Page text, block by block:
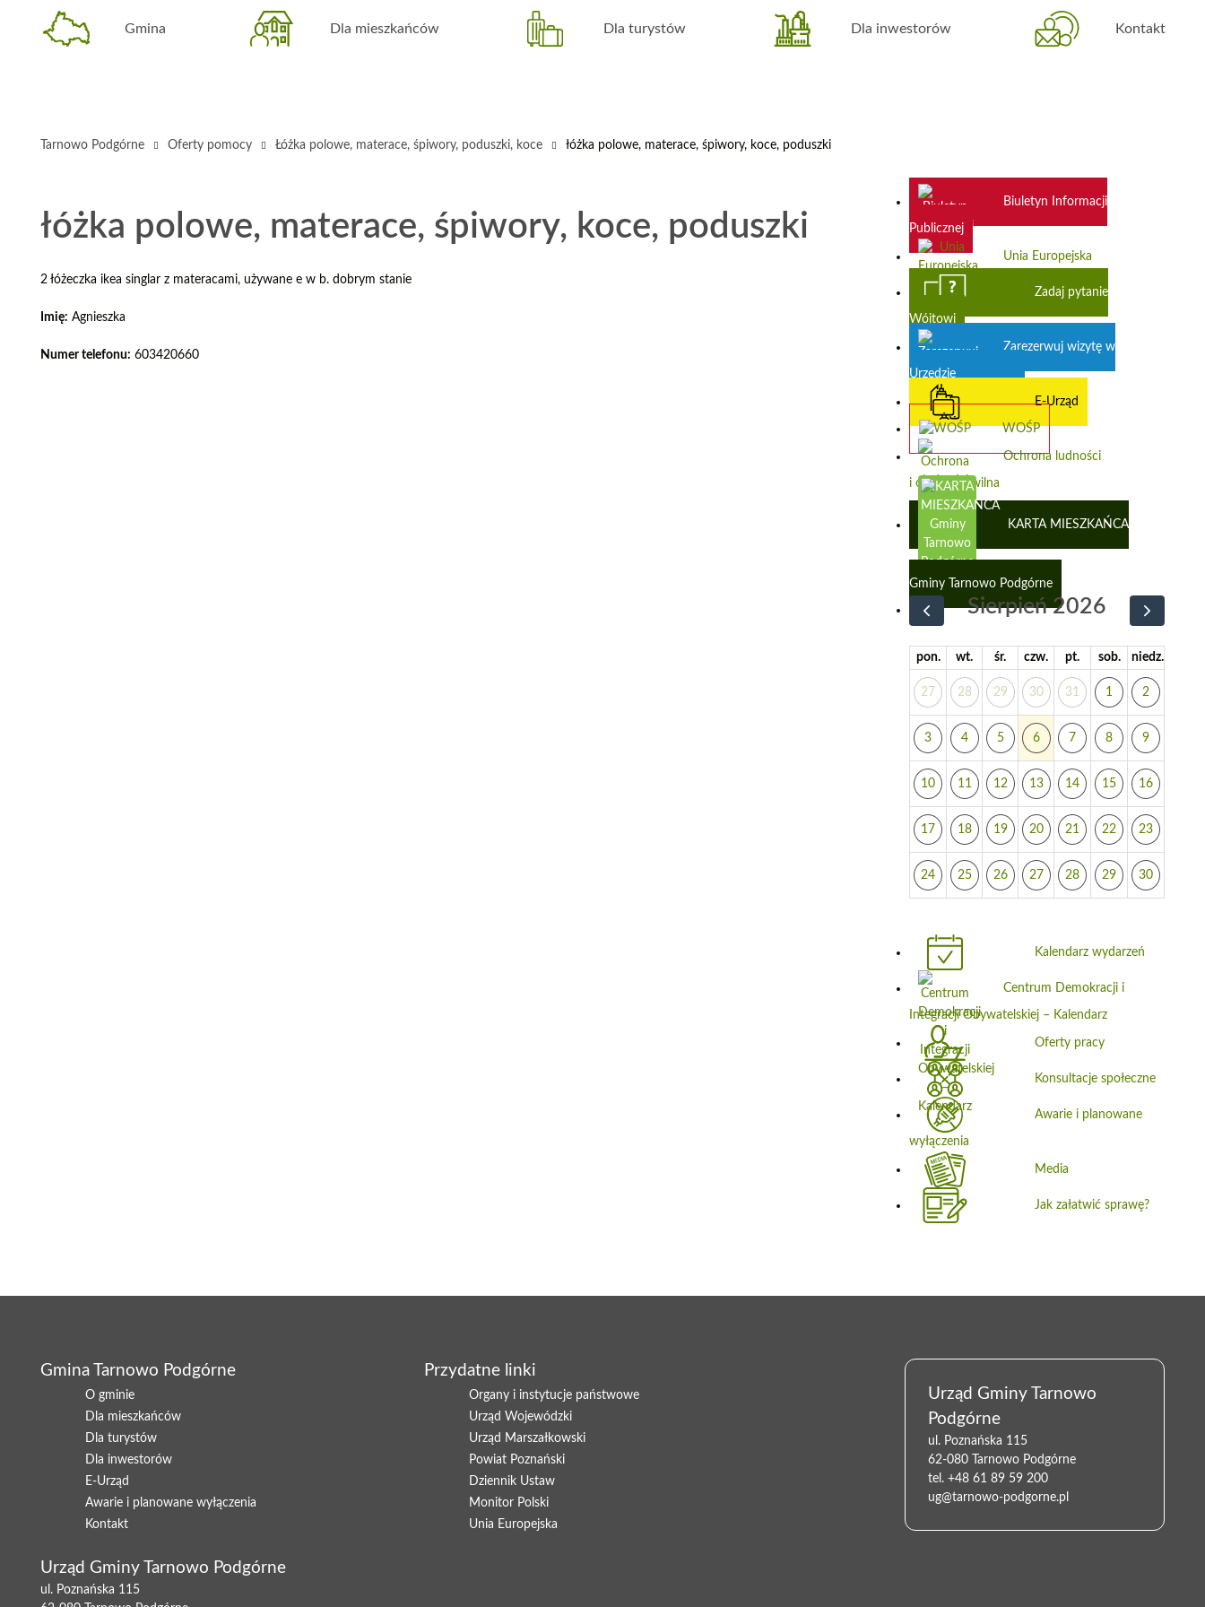
Gmina Dla mieszkańców Dla turystów Dla inwestorów Kontakt
Tarnowo Podgórne Oferty pomocy Łóżka polowe, materace, śpiwory, poduszki, koce łóżka polowe, materace, śpiwory, koce, poduszki
łóżka polowe, materace, śpiwory, koce, poduszki
2 łóżeczka ikea singlar z materacami, używane e w b. dobrym stanie
Imię: Agnieszka
Numer telefonu: 603420660
Biuletyn Informacji
Publicznej
Unia Europejska
Zadaj pytanie
Wójtowi
Zarezerwuj wizytę w
Urzędzie
E-Urząd
WOŚP
Ochrona ludności
i obrona cywilna
KARTA MIESZKAŃCA
Gminy Tarnowo Podgórne
Sierpień 2026
pon. wt. śr. czw. pt. sob. niedz.
27 28 29 30 31 1 2
3 4 5 6 7 8 9
10 11 12 13 14 15 16
17 18 19 20 21 22 23
24 25 26 27 28 29 30
Kalendarz wydarzeń
Centrum Demokracji i
Integracji Obywatelskiej – Kalendarz
Oferty pracy
Konsultacje społeczne
Awarie i planowane
wyłączenia
Media
Jak załatwić sprawę?
Gmina Tarnowo Podgórne
O gminie
Dla mieszkańców
Dla turystów
Dla inwestorów
E-Urząd
Awarie i planowane wyłączenia
Kontakt
Urząd Gminy Tarnowo Podgórne
ul. Poznańska 115
Przydatne linki
Organy i instytucje państwowe
Urząd Wojewódzki
Urząd Marszałkowski
Powiat Poznański
Dziennik Ustaw
Monitor Polski
Unia Europejska
Urząd Gminy Tarnowo
Podgórne
ul. Poznańska 115
62-080 Tarnowo Podgórne
tel. +48 61 89 59 200
ug@tarnowo-podgorne.pl